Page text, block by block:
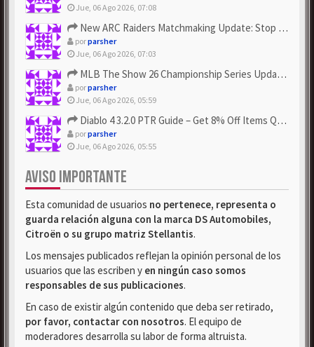
Jue, 06 Ago 2026, 07:08
New ARC Raiders Matchmaking Update: Stop Failed - Grab Bluep...
porparsher
Jue, 06 Ago 2026, 07:03
MLB The Show 26 Championship Series Update! Get Cheap & ...
porparsher
Jue, 06 Ago 2026, 05:59
Diablo 4 3.2.0 PTR Guide – Get 8% Off Items Quickly to Test ...
porparsher
Jue, 06 Ago 2026, 05:55
AVISO IMPORTANTE
Esta comunidad de usuarios no pertenece, representa o
guarda relación alguna con la marca DS Automobiles,
Citroën o su grupo matriz Stellantis.
Los mensajes publicados reflejan la opinión personal de los
usuarios que las escriben y en ningún caso somos
responsables de sus publicaciones.
En caso de existir algún contenido que deba ser retirado,
por favor, contactar con nosotros. El equipo de
moderadores desarrolla su labor de forma altruista.